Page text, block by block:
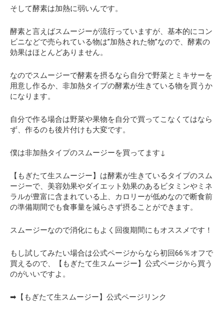
そして酵素は加熱に弱いんです。
酵素と言えばスムージーが流行っていますが、基本的にコン
ビニなどで売られている物は”加熱された物”なので、酵素の
効果はほとんどありません。
なのでスムージーで酵素を摂るなら自分で野菜とミキサーを
用意し作るか、非加熱タイプの酵素が生きている物を買うか
になります。
自分で作る場合は野菜や果物を自分で買ってこなくてはなら
ず、作るのも後片付けも大変です。
僕は非加熱タイプのスムージーを買ってます↓
【もぎたて生スムージー】は酵素が生きているタイプのスム
ージーで、美容効果やダイエット効果のあるビタミンやミネ
ラルが豊富に含まれている上、カロリーが低めなので断食前
の準備期間でも食事量を減らさず摂ることができます。
スムージーなので消化にもよく回復期間にもオススメです！
もし試してみたい場合は公式ページからなら初回66％オフで
買えるので、【もぎたて生スムージー】公式ページから買う
のがいいですよ。
➡【もぎたて生スムージー】公式ページリンク